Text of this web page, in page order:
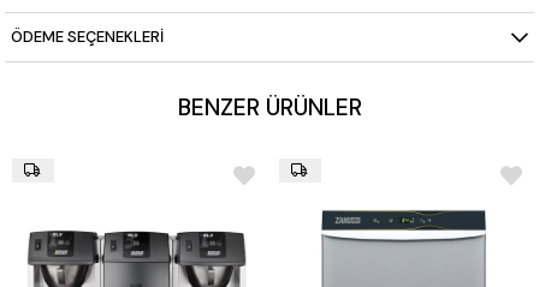
ÖDEME SEÇENEKLERI
BENZER ÜRÜNLER